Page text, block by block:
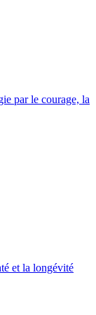
par le courage, la
et la longévité